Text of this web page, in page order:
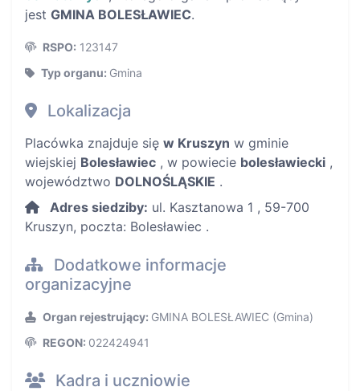
jest GMINA BOLESŁAWIEC.
RSPO: 123147
Typ organu: Gmina
Lokalizacja
Placówka znajduje się w Kruszyn w gminie
wiejskiej Bolesławiec , w powiecie bolesławiecki ,
województwo DOLNOŚLĄSKIE .
Adres siedziby: ul. Kasztanowa 1 , 59-700
Kruszyn, poczta: Bolesławiec .
Dodatkowe informacje
organizacyjne
Organ rejestrujący: GMINA BOLESŁAWIEC (Gmina)
REGON: 022424941
Kadra i uczniowie